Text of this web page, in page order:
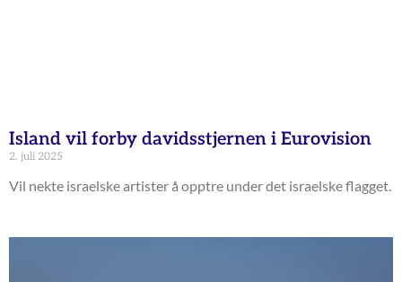
Island vil forby davidsstjernen i Eurovision
2. juli 2025
Vil nekte israelske artister å opptre under det israelske flagget.